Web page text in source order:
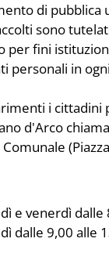
di
sono
per fini
personali in
i
d'Arco
e venerdì dalle
dalle 9,00 alle